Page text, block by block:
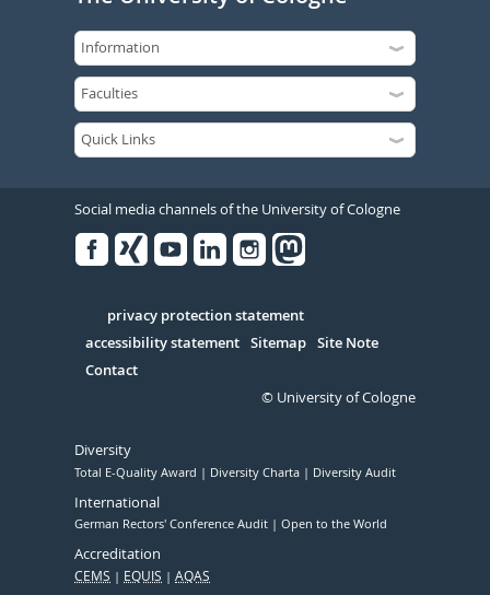
Social media channels of the University of Cologne
Serivce
privacy protection statement
accessibility statement Sitemap Site Note
Contact
© University of Cologne
Diversity
Total E-Quality Award Diversity Charta Diversity Audit
International
German Rectors' Conference Audit Open to the World
Accreditation
CEMS EQUIS AQAS